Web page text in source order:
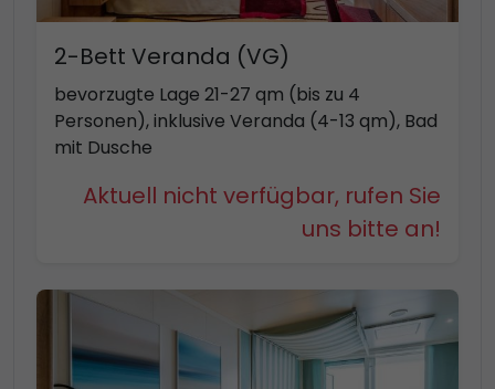
2-Bett Veranda (VG)
bevorzugte Lage 21-27 qm (bis zu 4
Personen), inklusive Veranda (4-13 qm), Bad
mit Dusche
Aktuell nicht verfügbar, rufen Sie
uns bitte an!